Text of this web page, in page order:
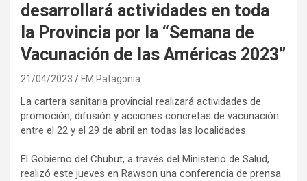
desarrollará actividades en toda
la Provincia por la “Semana de
Vacunación de las Américas 2023”
21/04/2023 FM Patagonia
La cartera sanitaria provincial realizará actividades de
promoción, difusión y acciones concretas de vacunación
entre el 22 y el 29 de abril en todas las localidades.
El Gobierno del Chubut, a través del Ministerio de Salud,
realizó este jueves en Rawson una conferencia de prensa